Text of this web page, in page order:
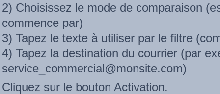
2) Choisissez le mode de comparaison
commence par)
3) Tapez le texte à utiliser par le filtre
4) Tapez la destination du courrier (par
service_commercial@monsite.com)
Cliquez sur le bouton Activation.